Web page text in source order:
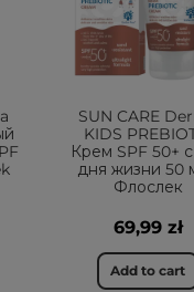
SUN CARE
KIDS
Крем SPF 50+ с
дня жизни 50
Флослек
69,99 zł
Add to cart